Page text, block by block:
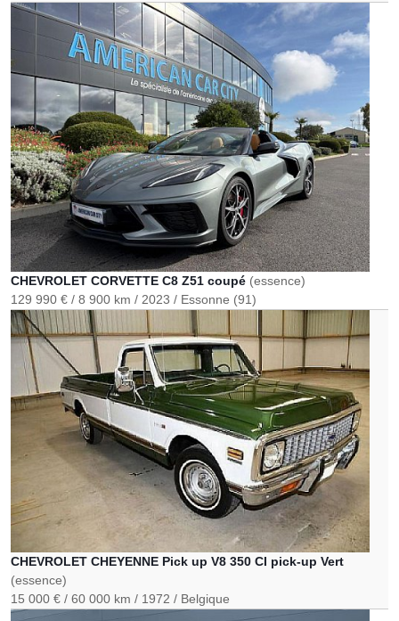
CHEVROLET CORVETTE C8 Z51 coupé (essence)
129 990 €
8 900 km 2023 Essonne (91)
CHEVROLET CHEYENNE Pick up V8 350 CI pick-up Vert
(essence)
15 000 €
60 000 km 1972 Belgique